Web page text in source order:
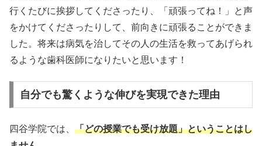
行くたびに挨拶してくださったり、「頑張ってね！」と声
をかけてくださったりして、前向きに頑張ることができま
した。将来は病気を治してその人の生活を救ってあげられ
るような歯科医師になりたいと思います！
自分でも驚くような伸びを実現できた理由
四谷学院では、 「どの授業でも受け放題」ということはし